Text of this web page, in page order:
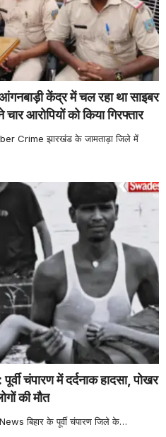
केंद्र में चल रहा था साइबर
आरोपियों को किया गिरफ्तार
Crime झारखंड के जामताड़ा जिले में
चंपारण में दर्दनाक हादसा, पोखर
की मौत
बिहार के पूर्वी चंपारण जिले के…